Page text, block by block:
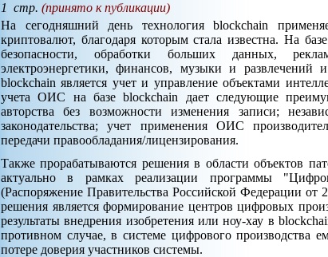
1 стр. (принято к публикации)
На сегодняшний день технология blockchain
криптовалют, благодаря которым стала известна. На
безопасности, обработки больших данных,
электроэнергетики, финансов, музыки и
blockchain является учет и управление объектами
учета ОИС на базе blockchain дает следующие
авторства без возможности изменения записи;
законодательства; учет применения ОИС
передачи правообладания/лицензирования.
Также прорабатываются решения в области объектов
актуально в рамках реализации программы
(Распоряжение Правительства Российской Федерации
решения является формирование центров цифровых
результаты внедрения изобретения или ноу-хау в
противном случае, в системе цифрового производства
потере доверия участников системы.